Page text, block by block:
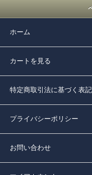
ホーム
カートを見る
特定商取引法に基づく表記
プライバシーポリシー
お問い合わせ